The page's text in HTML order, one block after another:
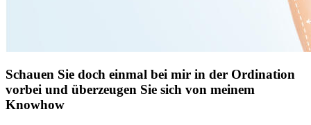
Schauen Sie doch einmal bei mir in der Ordination
vorbei und überzeugen Sie sich von meinem
Knowhow